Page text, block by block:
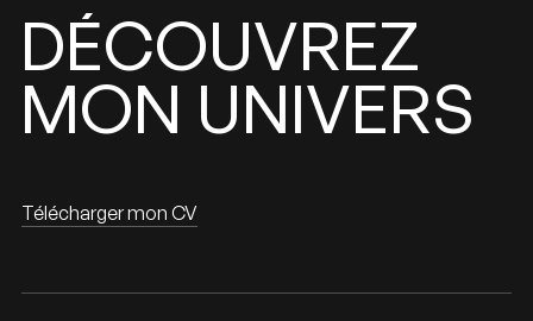
DÉCOUVREZ
MON UNIVERS
Télécharger mon CV